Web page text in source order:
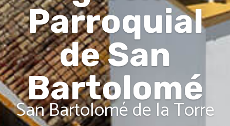
Parroquial
de San
Bartolomé
San Bartolomé de la Torre